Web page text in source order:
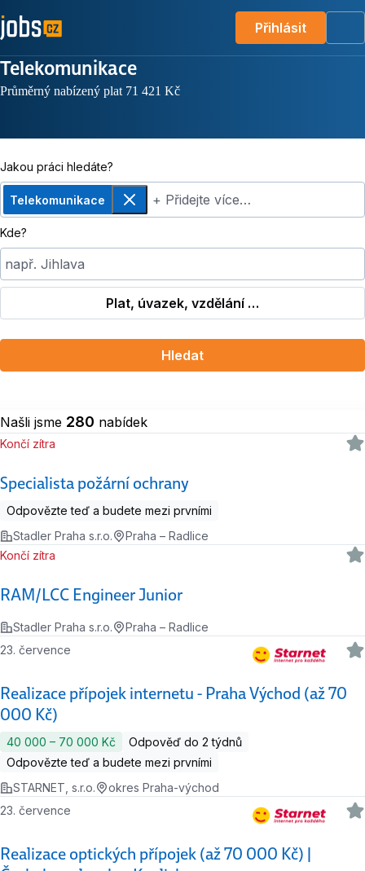
Přihlásit
Telekomunikace
Průměrný nabízený plat 71 421 Kč
Jakou práci hledáte?
Telekomunikace
Odebrat+ Přidejte více…
Kde?
např. Jihlava
Plat, úvazek, vzdělání …
Hledat
Našli jsme 280 nabídek
Specialista požární ochrany
Končí zítra
Odpovězte teď a budete mezi prvními
Stadler Praha s.r.o.
Praha – Radlice
RAM/LCC Engineer Junior
Končí zítra
Stadler Praha s.r.o. Praha – Radlice
Realizace přípojek internetu - Praha Východ (až 70
000 Kč)
23. července
40 000 ‍–‍ 70 000 Kč
Odpověď do 2 týdnů
Odpovězte teď a budete mezi prvními
STARNET, s.r.o.
okres Praha-východ
Realizace optických přípojek (až 70 000 Kč) |
23. července